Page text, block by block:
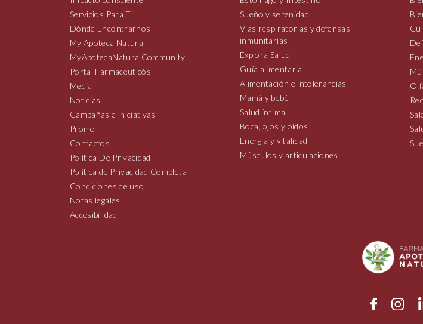
Servicios Para Ti
Dónde Encontrarnos
My Apoteca Natura
MyApotecaNatura Community
Portal Farmaceuticós
Media
Noticias
Campañas e iniciativas
Promo
Contactos
Política De Privacidad
Política de Privacidad Completa
Condiciones de uso
Notas legales
Accesibilidad
Sueño y serenidad
Vías respiratorias y defensas
inmunitarias
Explora Salud
Guía alimentaria
Alimentación e intolerancias
Mamá y bebé
Salud íntima
Boca, ojos y oídos
Energía y vitalidad
Músculos y articulaciones